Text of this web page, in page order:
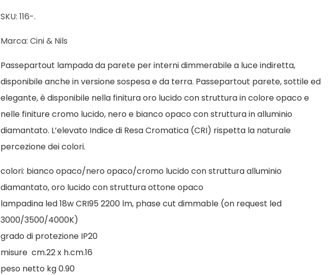
SKU: 116-.
Marca: Cini & Nils
Passepartout lampada da parete per interni dimmerabile a luce indiretta,
disponibile anche in versione sospesa e da terra. Passepartout parete, sottile ed
elegante, è disponibile nella finitura oro lucido con struttura in colore opaco e
nelle finiture cromo lucido, nero e bianco opaco con struttura in alluminio
diamantato. L’elevato Indice di Resa Cromatica (CRI) rispetta la naturale
percezione dei colori.
colori: bianco opaco/nero opaco/cromo lucido con struttura alluminio
diamantato, oro lucido con struttura ottone opaco
lampadina led 18w CRI95 2200 lm, phase cut dimmable (on request led
3000/3500/4000K)
grado di protezione IP20
misure cm.22 x h.cm.16
peso netto kg 0.90